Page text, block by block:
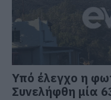
Υπό έλεγχο η
Συνελήφθη μία